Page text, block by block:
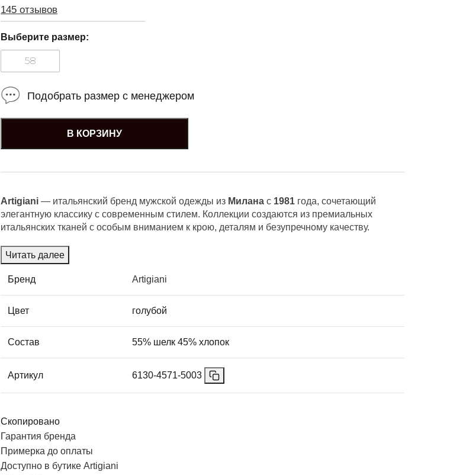
145 отзывов
Artigiani — итальянский бренд мужской одежды из Милана с 1981 года, сочетающий
элегантную классику с современным стилем. Коллекции создаются из премиальных
итальянских тканей с особым вниманием к крою, деталям и безупречному качеству.
Читать далее
Бренд Artigiani
Цвет голубой
Состав 55% шелк 45% хлопок
Артикул 6130-4571-5003
Скопировано
Гарантия бренда
Примерка до оплаты
Доступно в бутике Artigiani
Выберите размер:
58
Подобрать размер с менеджером
В КОРЗИНУ